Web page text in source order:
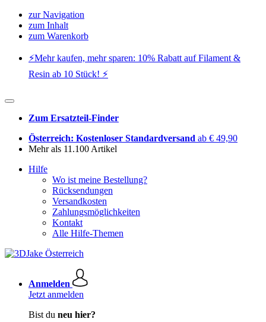
zur Navigation
zum Inhalt
zum Warenkorb
⚡️Mehr kaufen, mehr sparen: 10% Rabatt auf Filament &
Resin ab 10 Stück! ⚡️
Zum Ersatzteil-Finder
Österreich: Kostenloser Standardversand ab € 49,90
Mehr als 11.100 Artikel
Hilfe
Wo ist meine Bestellung?
Rücksendungen
Versandkosten
Zahlungsmöglichkeiten
Kontakt
Alle Hilfe-Themen
Anmelden
Jetzt anmelden
Bist du neu hier?